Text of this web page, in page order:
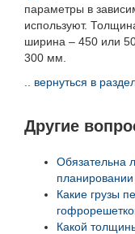
параметры в
используют.
ширина – 450 или
300 мм.
.. вернуться в
Другие
Обязательна
Какие грузы
Какой